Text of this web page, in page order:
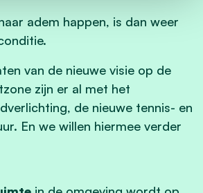
adem happen, is dan weer
van de nieuwe visie op de
zijn er al met het
de nieuwe tennis- en
En we willen hiermee verder